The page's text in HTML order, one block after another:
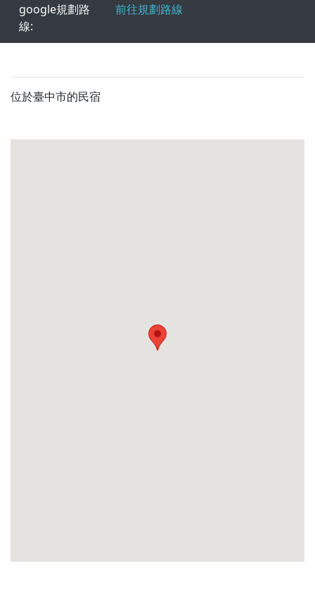
google規劃路
線:
前往規劃路線
位於臺中市的民宿